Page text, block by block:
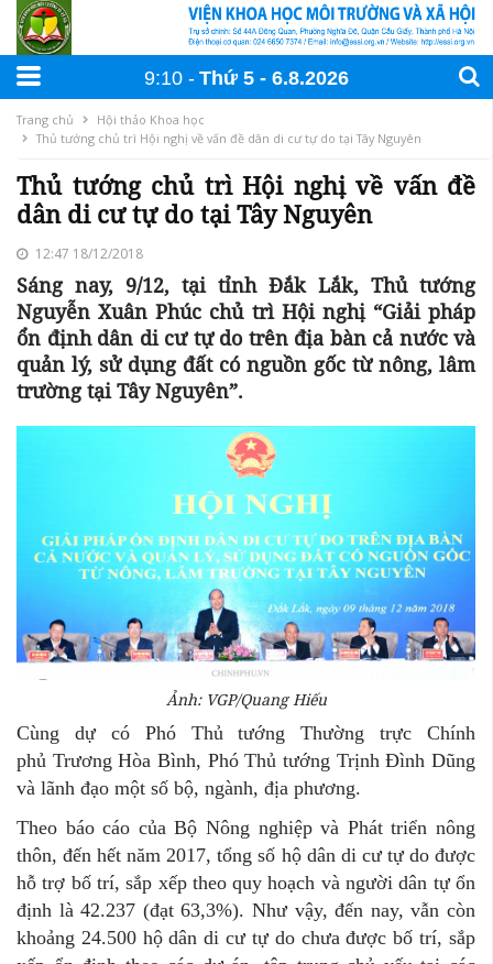
9:10 Thứ 5 6.8.2026
Trang chủ
Hội thảo Khoa học
Thủ tướng chủ trì Hội nghị về vấn đề dân di cư tự do tại Tây Nguyên
Thủ tướng chủ trì Hội nghị về vấn đề
dân di cư tự do tại Tây Nguyên
12:47 18/12/2018
Sáng nay, 9/12, tại tỉnh Đắk Lắk, Thủ tướng
Nguyễn Xuân Phúc chủ trì Hội nghị “Giải pháp
ổn định dân di cư tự do trên địa bàn cả nước và
quản lý, sử dụng đất có nguồn gốc từ nông, lâm
trường tại Tây Nguyên”.
Ảnh: VGP/Quang Hiếu
Cùng dự có Phó Thủ tướng Thường trực Chính
phủ Trương Hòa Bình, Phó Thủ tướng Trịnh Đình Dũng
và lãnh đạo một số bộ, ngành, địa phương.
Theo báo cáo của Bộ Nông nghiệp và Phát triển nông
thôn, đến hết năm 2017, tổng số hộ dân di cư tự do được
hỗ trợ bố trí, sắp xếp theo quy hoạch và người dân tự ổn
định là 42.237 (đạt 63,3%). Như vậy, đến nay, vẫn còn
khoảng 24.500 hộ dân di cư tự do chưa được bố trí, sắp